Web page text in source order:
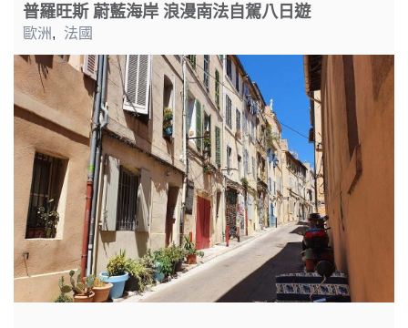
普羅旺斯 蔚藍海岸 浪漫南法自駕八日遊
歐洲, 法國